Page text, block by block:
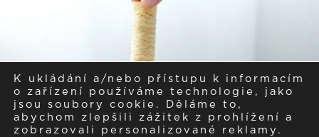
K ukládání a/nebo přístupu k informacím
o zařízení používáme technologie, jako
jsou soubory cookie. Děláme to,
abychom zlepšili zážitek z prohlížení a
zobrazovali personalizované reklamy.